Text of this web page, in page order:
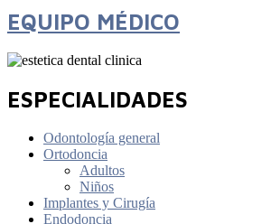
EQUIPO MÉDICO
ESPECIALIDADES
Odontología general
Ortodoncia
Adultos
Niños
Implantes y Cirugía
Endodoncia